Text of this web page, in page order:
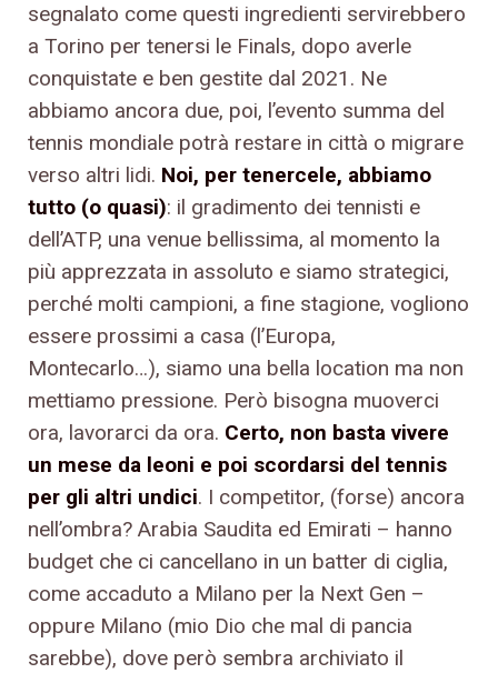
segnalato come questi ingredienti servirebbero
a Torino per tenersi le Finals, dopo averle
conquistate e ben gestite dal 2021. Ne
abbiamo ancora due, poi, l’evento summa del
tennis mondiale potrà restare in città o migrare
verso altri lidi. Noi, per tenercele, abbiamo
tutto (o quasi): il gradimento dei tennisti e
dell’ATP, una venue bellissima, al momento la
più apprezzata in assoluto e siamo strategici,
perché molti campioni, a fine stagione, vogliono
essere prossimi a casa (l’Europa,
Montecarlo…), siamo una bella location ma non
mettiamo pressione. Però bisogna muoverci
ora, lavorarci da ora. Certo, non basta vivere
un mese da leoni e poi scordarsi del tennis
per gli altri undici. I competitor, (forse) ancora
nell’ombra? Arabia Saudita ed Emirati – hanno
budget che ci cancellano in un batter di ciglia,
come accaduto a Milano per la Next Gen –
oppure Milano (mio Dio che mal di pancia
sarebbe), dove però sembra archiviato il